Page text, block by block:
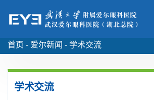
首页 - 爱尔新闻 - 学术交流
学术交流